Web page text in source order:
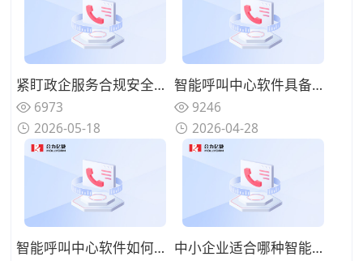
紧盯政企服务合规安全需求，2026年靠谱呼叫中心服务商精选推荐
6973
2026-05-18
智能呼叫中心软件具备哪些智能优势？对比传统客服差异
9246
2026-04-28
智能呼叫中心软件如何对接业务系统？系统集成方案说明 中小企业适合哪种智能呼叫中心软件？适配选型推荐